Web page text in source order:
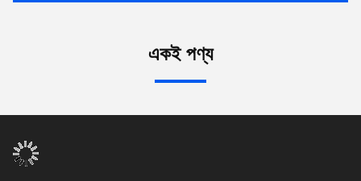
একই পণ্য